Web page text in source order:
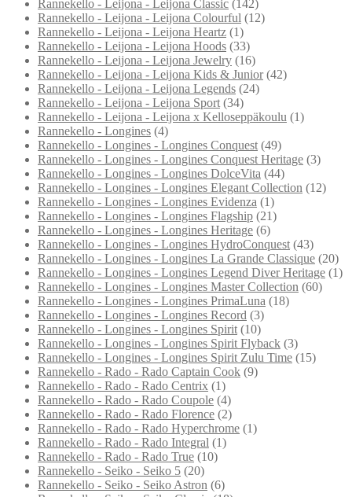
Rannekello - Leijona - Leijona Classic (142)
Rannekello - Leijona - Leijona Colourful (12)
Rannekello - Leijona - Leijona Heartz (1)
Rannekello - Leijona - Leijona Hoods (33)
Rannekello - Leijona - Leijona Jewelry (16)
Rannekello - Leijona - Leijona Kids & Junior (42)
Rannekello - Leijona - Leijona Legends (24)
Rannekello - Leijona - Leijona Sport (34)
Rannekello - Leijona - Leijona x Kelloseppäkoulu (1)
Rannekello - Longines (4)
Rannekello - Longines - Longines Conquest (49)
Rannekello - Longines - Longines Conquest Heritage (3)
Rannekello - Longines - Longines DolceVita (44)
Rannekello - Longines - Longines Elegant Collection (12)
Rannekello - Longines - Longines Evidenza (1)
Rannekello - Longines - Longines Flagship (21)
Rannekello - Longines - Longines Heritage (6)
Rannekello - Longines - Longines HydroConquest (43)
Rannekello - Longines - Longines La Grande Classique (20)
Rannekello - Longines - Longines Legend Diver Heritage (1)
Rannekello - Longines - Longines Master Collection (60)
Rannekello - Longines - Longines PrimaLuna (18)
Rannekello - Longines - Longines Record (3)
Rannekello - Longines - Longines Spirit (10)
Rannekello - Longines - Longines Spirit Flyback (3)
Rannekello - Longines - Longines Spirit Zulu Time (15)
Rannekello - Rado - Rado Captain Cook (9)
Rannekello - Rado - Rado Centrix (1)
Rannekello - Rado - Rado Coupole (4)
Rannekello - Rado - Rado Florence (2)
Rannekello - Rado - Rado Hyperchrome (1)
Rannekello - Rado - Rado Integral (1)
Rannekello - Rado - Rado True (10)
Rannekello - Seiko - Seiko 5 (20)
Rannekello - Seiko - Seiko Astron (6)